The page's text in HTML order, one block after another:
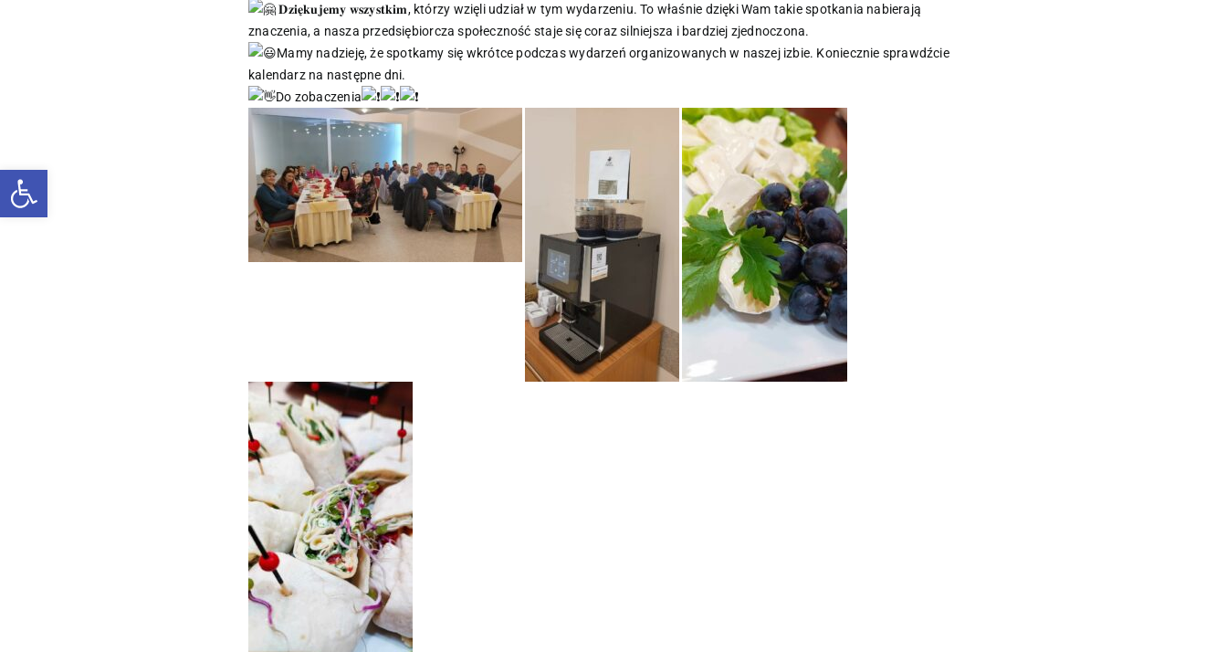
Otwórz pasek narzędzi
𝐃𝐳𝐢𝐞̨𝐤𝐮𝐣𝐞𝐦𝐲 𝐰𝐬𝐳𝐲𝐬𝐭𝐤𝐢𝐦, którzy wzięli udział w tym wydarzeniu. To właśnie dzięki Wam takie spotkania nabierają
znaczenia, a nasza przedsiębiorcza społeczność staje się coraz silniejsza i bardziej zjednoczona.
Mamy nadzieję, że spotkamy się wkrótce podczas wydarzeń organizowanych w naszej izbie. Koniecznie sprawdźcie
kalendarz na następne dni.
Do zobaczenia